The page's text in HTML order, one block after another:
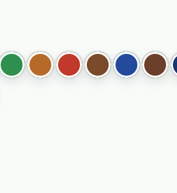
охра
019 зеленый
072 коньяк133 красный
186 табак
132 009